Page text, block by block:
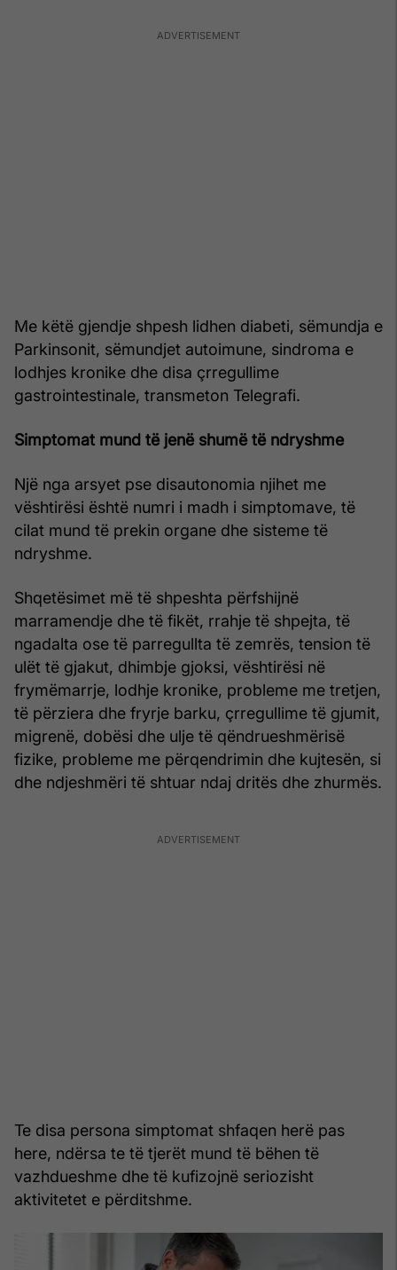
Me këtë gjendje shpesh lidhen diabeti, sëmundja e
Parkinsonit, sëmundjet autoimune, sindroma e
lodhjes kronike dhe disa çrregullime
gastrointestinale, transmeton Telegrafi.
Simptomat mund të jenë shumë të ndryshme
Një nga arsyet pse disautonomia njihet me
vështirësi është numri i madh i simptomave, të
cilat mund të prekin organe dhe sisteme të
ndryshme.
Shqetësimet më të shpeshta përfshijnë
marramendje dhe të fikët, rrahje të shpejta, të
ngadalta ose të parregullta të zemrës, tension të
ulët të gjakut, dhimbje gjoksi, vështirësi në
frymëmarrje, lodhje kronike, probleme me tretjen,
të përziera dhe fryrje barku, çrregullime të gjumit,
migrenë, dobësi dhe ulje të qëndrueshmërisë
fizike, probleme me përqendrimin dhe kujtesën, si
dhe ndjeshmëri të shtuar ndaj dritës dhe zhurmës.
Te disa persona simptomat shfaqen herë pas
here, ndërsa te të tjerët mund të bëhen të
vazhdueshme dhe të kufizojnë seriozisht
aktivitetet e përditshme.